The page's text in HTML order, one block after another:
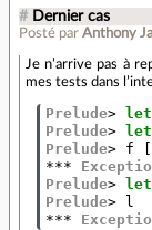
# Dernier cas
Posté par Anthony
Je n’arrive pas à
mes tests dans
Prelude> let
Prelude> let
Prelude> f
***
Prelude> let
Prelude>
l
***